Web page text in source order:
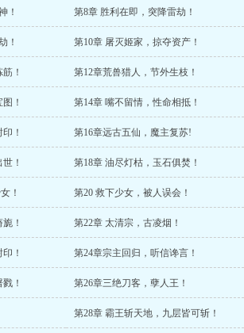
！ 第8章 胜利在即，突降雷劫！
！ 第10章 屠灭姬家，掠夺资产！
！ 第12章荒兽猎人，节外生枝！
！ 第14章 嘴不留情，性命相抵！
！ 第16章远古五仙，魔主复苏!
！ 第18章 油尽灯枯，玉石俱焚！
！ 第20 救下少女，被人误会！
！ 第22章 太清宗，古凌烟！
！ 第24章宗主回归，听信谗言！
！ 第26章三绝刀客，孽人王！
第28章 霸王斩天地，九层皆可斩！